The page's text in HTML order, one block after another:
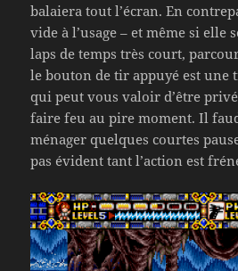
balaiera tout l’écran. En
vide à l’usage – et même si elle
laps de temps très court,
le bouton de tir appuyé est une
qui peut vous valoir d’être
faire feu au pire moment. Il
ménager quelques courtes
pas évident tant l’action est